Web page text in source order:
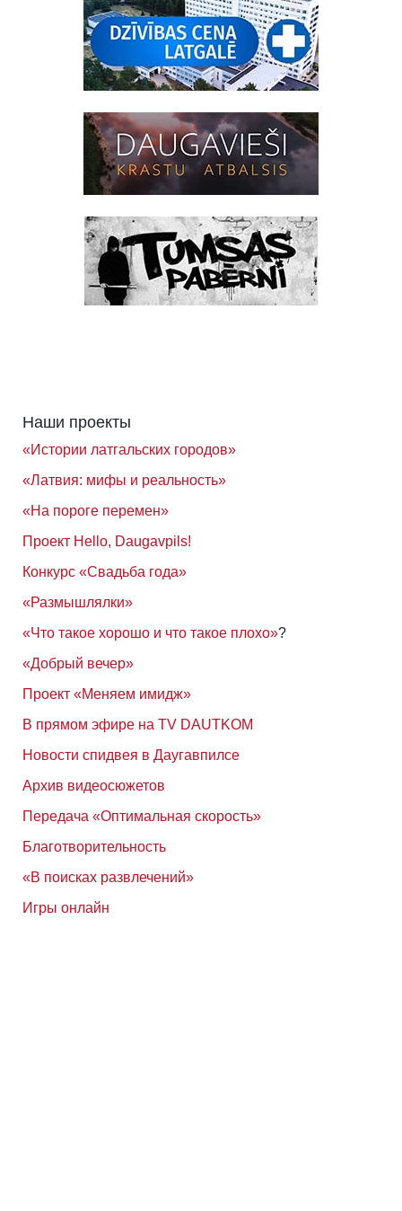
Наши проекты
«Истории латгальских городов»
«Латвия: мифы и реальность»
«На пороге перемен»
Проект Hello, Daugavpils!
Конкурс «Свадьба года»
«Размышлялки»
«Что такое хорошо и что такое плохо»?
«Добрый вечер»
Проект «Меняем имидж»
В прямом эфире на TV DAUTKOM
Новости спидвея в Даугавпилсе
Архив видеосюжетов
Передача «Оптимальная скорость»
Благотворительность
«В поисках развлечений»
Игры онлайн